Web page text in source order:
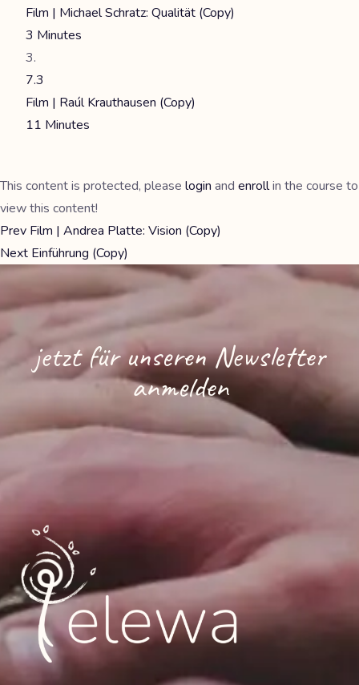
Film | Michael Schratz: Qualität (Copy)
3 Minutes
7.3
Film | Raúl Krauthausen (Copy)
11 Minutes
This content is protected, please login and enrollin the course to
view this content!
Prev Film | Andrea Platte: Vision (Copy)
Next Einführung (Copy)
jetzt für unseren Newsletter
anmelden